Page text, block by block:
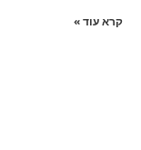
קרא עוד »